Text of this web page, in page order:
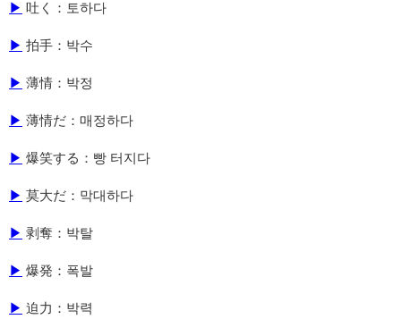
▶ 吐く：토하다
▶ 拍手：박수
▶ 薄情：박정
▶ 薄情だ：매정하다
▶ 爆笑する：빵 터지다
▶ 莫大だ：막대하다
▶ 剥奪：박탈
▶ 爆発：폭발
▶ 迫力：박력